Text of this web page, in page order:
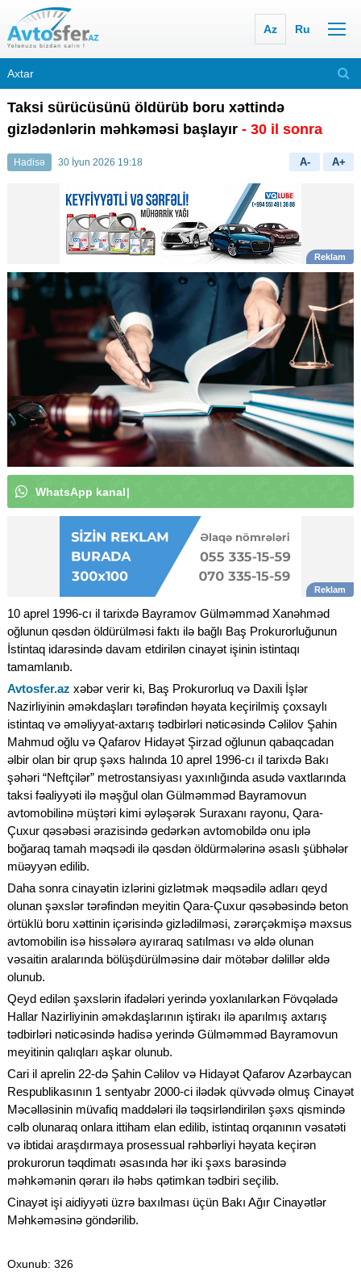
Az Ru
Taksi sürücüsünü öldürüb boru xəttində
gizlədənlərin məhkəməsi başlayır - 30 il sonra
Hadisə 30 İyun 2026 19:18 A- A+
WhatsApp kanalı
10 aprel 1996-cı il tarixdə Bayramov Gülməmməd Xanəhməd
oğlunun qəsdən öldürülməsi faktı ilə bağlı Baş Prokurorluğunun
İstintaq idarəsində davam etdirilən cinayət işinin istintaqı
tamamlanıb.
Avtosfer.az xəbər verir ki, Baş Prokurorluq və Daxili İşlər
Nazirliyinin əməkdaşları tərəfindən həyata keçirilmiş çoxsaylı
istintaq və əməliyyat-axtarış tədbirləri nəticəsində Cəlilov Şahin
Mahmud oğlu və Qafarov Hidayət Şirzad oğlunun qabaqcadan
əlbir olan bir qrup şəxs halında 10 aprel 1996-cı il tarixdə Bakı
şəhəri “Neftçilər” metrostansiyası yaxınlığında asudə vaxtlarında
taksi fəaliyyəti ilə məşğul olan Gülməmməd Bayramovun
avtomobilinə müştəri kimi əyləşərək Suraxanı rayonu, Qara-
Çuxur qəsəbəsi ərazisində gedərkən avtomobildə onu iplə
boğaraq tamah məqsədi ilə qəsdən öldürmələrinə əsaslı şübhələr
müəyyən edilib.
Daha sonra cinayətin izlərini gizlətmək məqsədilə adları qeyd
olunan şəxslər tərəfindən meyitin Qara-Çuxur qəsəbəsində beton
örtüklü boru xəttinin içərisində gizlədilməsi, zərərçəkmişə məxsus
avtomobilin isə hissələrə ayıraraq satılması və əldə olunan
vəsaitin aralarında bölüşdürülməsinə dair mötəbər dəlillər əldə
olunub.
Qeyd edilən şəxslərin ifadələri yerində yoxlanılarkən Fövqəladə
Hallar Nazirliyinin əməkdaşlarının iştirakı ilə aparılmış axtarış
tədbirləri nəticəsində hadisə yerində Gülməmməd Bayramovun
meyitinin qalıqları aşkar olunub.
Cari il aprelin 22-də Şahin Cəlilov və Hidayət Qafarov Azərbaycan
Respublikasının 1 sentyabr 2000-ci ilədək qüvvədə olmuş Cinayət
Məcəlləsinin müvafiq maddələri ilə təqsirləndirilən şəxs qismində
cəlb olunaraq onlara ittiham elan edilib, istintaq orqanının vəsatəti
və ibtidai araşdırmaya prosessual rəhbərliyi həyata keçirən
prokurorun təqdimatı əsasında hər iki şəxs barəsində
məhkəmənin qərarı ilə həbs qətimkan tədbiri seçilib.
Cinayət işi aidiyyəti üzrə baxılması üçün Bakı Ağır Cinayətlər
Məhkəməsinə göndərilib.
Oxunub: 326